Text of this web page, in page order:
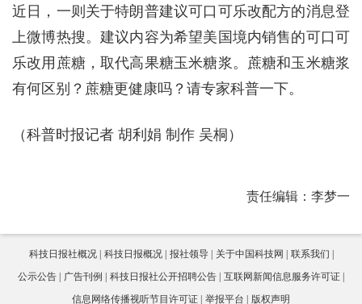
近日，一则关于特朗普建议可口可乐改配方的消息登
上微博热搜。建议内容为希望美国境内销售的可口可
乐改用蔗糖，取代高果糖玉米糖浆。蔗糖和玉米糖浆
有何区别？蔗糖更健康吗？请专家科普一下。
（科普时报记者 胡利娟 制作 吴桐）
责任编辑：李梦一
科技日报社概况 科技日报概况 报社领导 关于中国科技网
联系我们
公示公告
广告刊例 科技日报社公开招聘公告
互联网新闻信息服务许可证
信息网络传播视听节目许可证
举报平台 版权声明